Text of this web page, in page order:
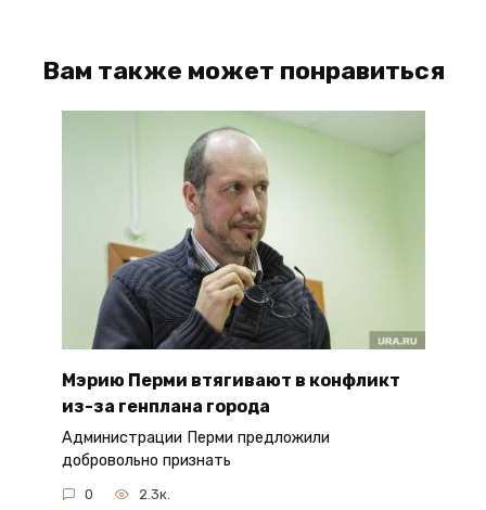
Вам также может понравиться
Мэрию Перми втягивают в конфликт
из-за генплана города
Администрации Перми предложили
добровольно признать
0 2.3к.